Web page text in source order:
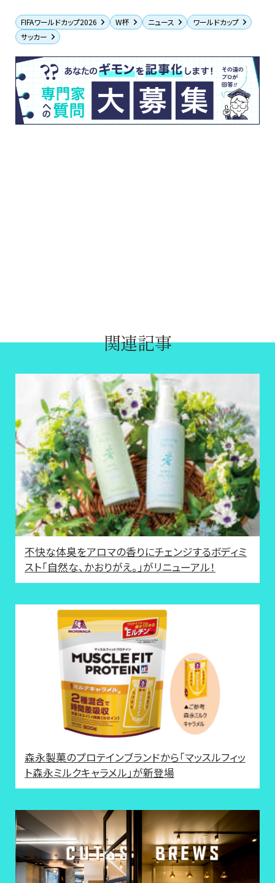
FIFAワールドカップ2026 W杯 ニュース
ワールドカップ
サッカー
関連記事
不快な体臭をアロマの香りにチェンジするボディミ
スト「自然な、かおりがえ。」がリニューアル！
森永製菓のプロテインブランドから「マッスルフィッ
ト森永ミルクキャラメル」が新登場